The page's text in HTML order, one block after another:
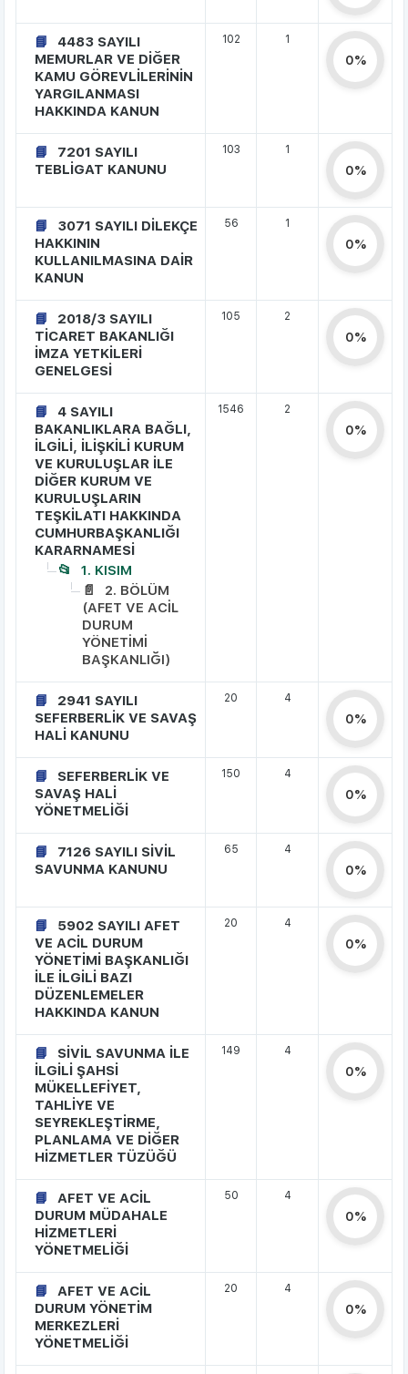
4483 SAYILI
MEMURLAR VE DİĞER
KAMU GÖREVLİLERİNİN
YARGILANMASI
HAKKINDA KANUN
102 1
0%
7201 SAYILI
TEBLİGAT KANUNU
103 1
0%
3071 SAYILI DİLEKÇE
HAKKININ
KULLANILMASINA DAİR
KANUN
56 1
0%
2018/3 SAYILI
TİCARET BAKANLIĞI
İMZA YETKİLERİ
GENELGESİ
105 2
0%
4 SAYILI
BAKANLIKLARA BAĞLI,
İLGİLİ, İLİŞKİLİ KURUM
VE KURULUŞLAR İLE
DİĞER KURUM VE
KURULUŞLARIN
TEŞKİLATI HAKKINDA
CUMHURBAŞKANLIĞI
KARARNAMESİ
1. KISIM
2. BÖLÜM
(AFET VE ACİL
DURUM
YÖNETİMİ
BAŞKANLIĞI)
1546 2
0%
2941 SAYILI
SEFERBERLİK VE SAVAŞ
HALİ KANUNU
20 4
0%
SEFERBERLİK VE
SAVAŞ HALİ
YÖNETMELİĞİ
150 4
0%
7126 SAYILI SİVİL
SAVUNMA KANUNU
65 4
0%
5902 SAYILI AFET
VE ACİL DURUM
YÖNETİMİ BAŞKANLIĞI
İLE İLGİLİ BAZI
DÜZENLEMELER
HAKKINDA KANUN
20 4
0%
SİVİL SAVUNMA İLE
İLGİLİ ŞAHSİ
MÜKELLEFİYET,
TAHLİYE VE
SEYREKLEŞTİRME,
PLANLAMA VE DİĞER
HİZMETLER TÜZÜĞÜ
149 4
0%
AFET VE ACİL
DURUM MÜDAHALE
HİZMETLERİ
YÖNETMELİĞİ
50 4
0%
AFET VE ACİL
DURUM YÖNETİM
MERKEZLERİ
YÖNETMELİĞİ
20 4
0%